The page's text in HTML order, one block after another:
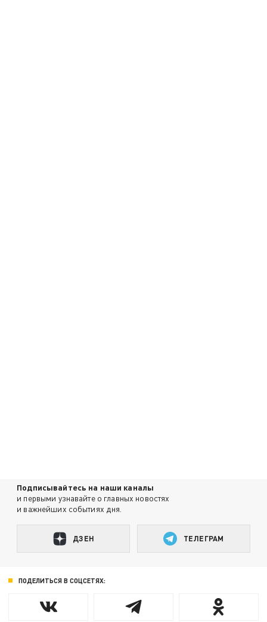
Подписывайтесь на наши каналы
и первыми узнавайте о главных новостях
и важнейших событиях дня.
ДЗЕН ТЕЛЕГРАМ
ПОДЕЛИТЬСЯ В СОЦСЕТЯХ: